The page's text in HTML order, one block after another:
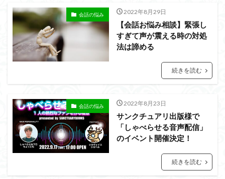
会話の悩み 2022年8月29日
【会話お悩み相談】緊張し
すぎて声が震える時の対処
法は諦める
続きを読む
会話の悩み 2022年8月23日
サンクチュアリ出版様で
「しゃべらせる音声配信」
のイベント開催決定！
続きを読む
パイセン質問法
オンライン会議
イベント
みんな
しゃべりたくなる
しゃべらせる研究室
しゃべらせる技術
しゃべらせる家庭教師
しゃべらせるラジオ
しゃべらせるテンプレ
会話相談
会話の声色
会話引き出し力
会話ツール
会話ストーリー法
会話の空気感
会話の演出力
会話の本音話法
会話の悩み
会話の変換力
会話の割り切り力
プライベート
会話が続かない
会話 仕事
人見知り
モチベーション
高める